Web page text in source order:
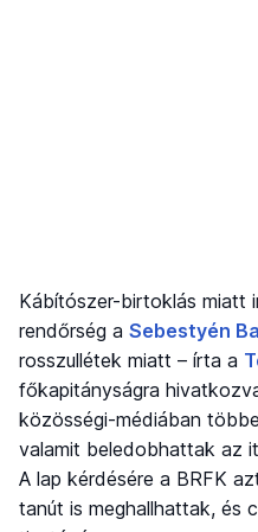
Kábítószer-birtoklás miatt
rendőrség a Sebestyén
rosszullétek miatt – írta a
főkapitányságra
közösségi-médiában
valamit beledobhattak az
A lap kérdésére a BRFK
tanút is meghallhattak, és